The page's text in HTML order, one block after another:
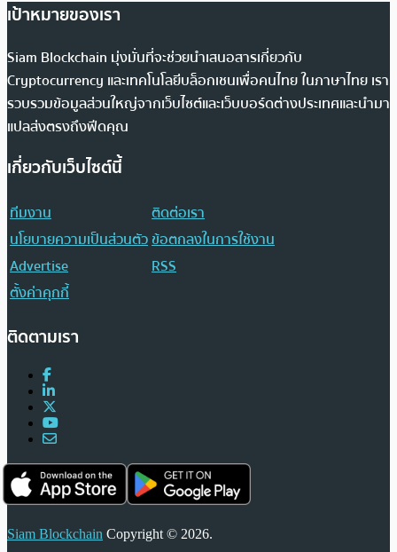
เป้าหมายของเรา
Siam Blockchain มุ่งมั่นที่จะช่วยนำเสนอสารเกี่ยวกับ
Cryptocurrency และเทคโนโลยีบล็อกเชนเพื่อคนไทย ในภาษาไทย เรา
รวบรวมข้อมูลส่วนใหญ่จากเว็บไซต์และเว็บบอร์ดต่างประเทศและนำมา
แปลส่งตรงถึงฟีดคุณ
เกี่ยวกับเว็บไซต์นี้
ทีมงาน
ติดต่อเรา
นโยบายความเป็นส่วนตัวข้อตกลงในการใช้งาน
Advertise
RSS
ตั้งค่าคุกกี้
ติดตามเรา
Siam Blockchain Copyright © 2026.